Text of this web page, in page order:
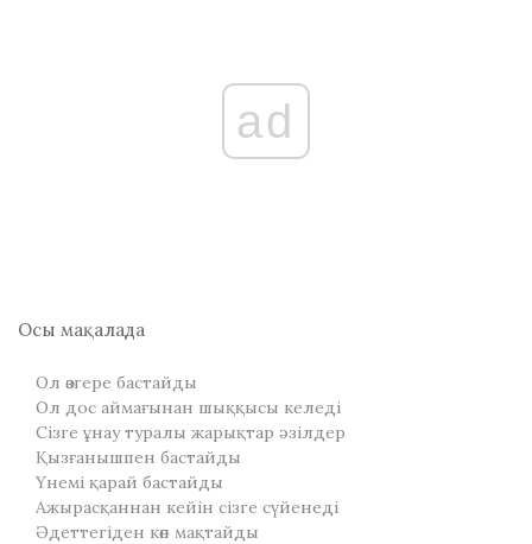
ad
Осы мақалада
Ол өзгере бастайды
Ол дос аймағынан шыққысы келеді
Сізге ұнау туралы жарықтар әзілдер
Қызғанышпен бастайды
Үнемі қарай бастайды
Ажырасқаннан кейін сізге сүйенеді
Әдеттегіден көп мақтайды